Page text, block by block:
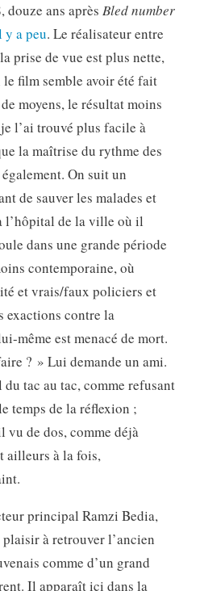
douze ans après Bled number
y a peu. Le réalisateur entre
prise de vue est plus nette,
le film semble avoir été fait
moyens, le résultat moins
l’ai trouvé plus facile à
la maîtrise du rythme des
On suit un
de sauver les malades et
l’hôpital de la ville où il
dans une grande période
contemporaine, où
et vrais/faux policiers et
contre la
même est menacé de mort.
? » Lui demande un ami.
tac au tac, comme refusant
temps de la réflexion ;
de dos, comme déjà
ailleurs à la fois,
principal Ramzi Bedia,
plaisir à retrouver l’ancien
comme d’un grand
Il apparaît ici dans la